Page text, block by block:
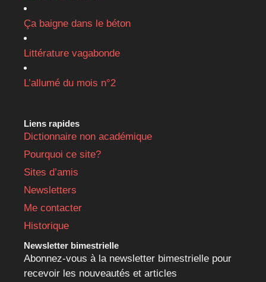
Ça baigne dans le béton
Littérature vagabonde
L’allumé du mois n°2
Liens rapides
Dictionnaire non académique
Pourquoi ce site?
Sites d’amis
Newsletters
Me contacter
Historique
Newsletter bimestrielle
Abonnez-vous à la newsletter bimestrielle pour
recevoir les nouveautés et articles